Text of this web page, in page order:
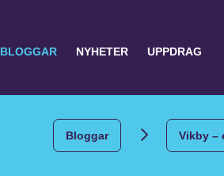
BLOGGAR NYHETER UPPDRAG
Bloggar Vikby –